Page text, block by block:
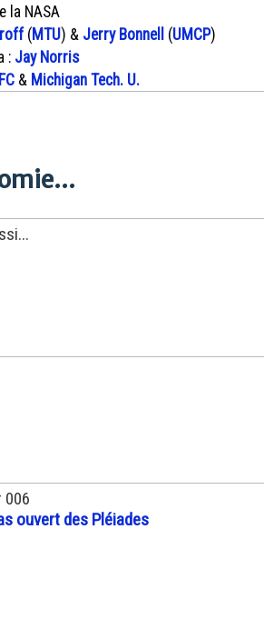
la NASA
(MTU) & Jerry Bonnell (UMCP)
: Jay Norris
& Michigan Tech. U.
006
ouvert des Pléiades